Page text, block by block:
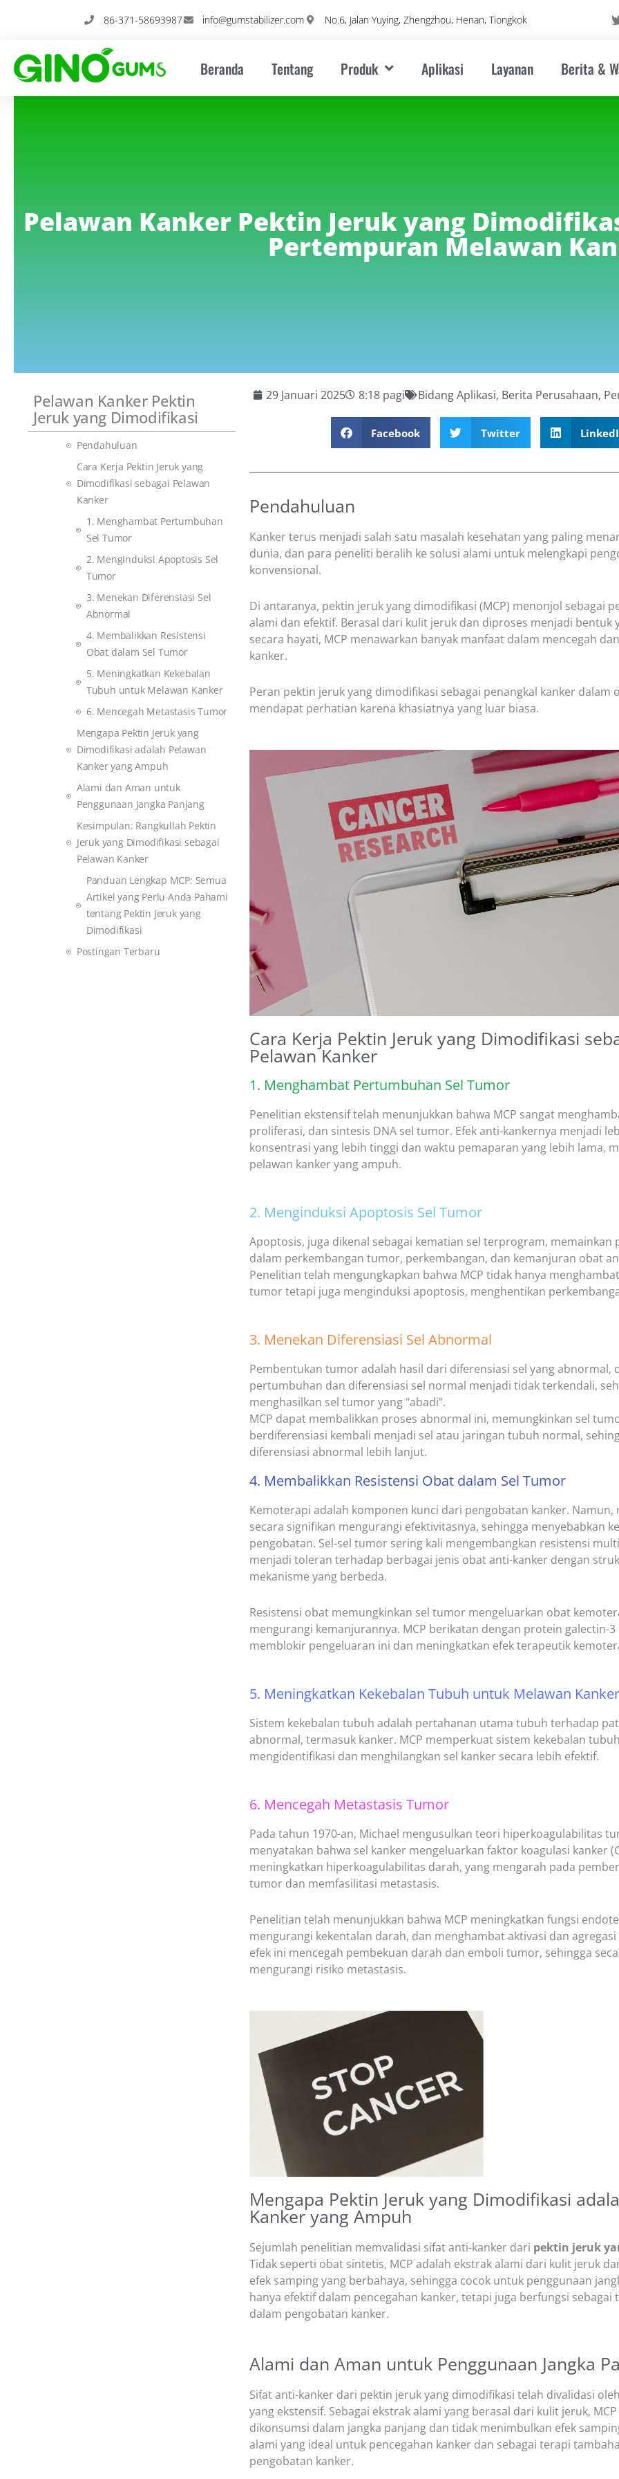
86-371-58693987 info@gumstabilizer.com No.6, Jalan Yuying, Zhengzhou, Henan, Tiongkok
Beranda Tentang Produk Aplikasi Layanan Berita &
Pelawan Kanker Pektin Jeruk yang
Pertempuran Melawan
Pelawan Kanker Pektin
Jeruk yang Dimodifikasi
Pendahuluan
Cara Kerja Pektin Jeruk yang
Dimodifikasi sebagai Pelawan
Kanker
1. Menghambat Pertumbuhan
Sel Tumor
2. Menginduksi Apoptosis Sel
Tumor
3. Menekan Diferensiasi Sel
Abnormal
4. Membalikkan Resistensi
Obat dalam Sel Tumor
5. Meningkatkan Kekebalan
Tubuh untuk Melawan Kanker
6. Mencegah Metastasis Tumor
Mengapa Pektin Jeruk yang
Dimodifikasi adalah Pelawan
Kanker yang Ampuh
Alami dan Aman untuk
Penggunaan Jangka Panjang
Kesimpulan: Rangkullah Pektin
Jeruk yang Dimodifikasi sebagai
Pelawan Kanker
Panduan Lengkap MCP: Semua
Artikel yang Perlu Anda Pahami
tentang Pektin Jeruk yang
Dimodifikasi
Postingan Terbaru
29 Januari 2025 8:18 pagi Bidang Aplikasi, Berita Perusahaan,
Facebook Twitter
Pendahuluan
Kanker terus menjadi salah satu masalah kesehatan yang paling
dunia, dan para peneliti beralih ke solusi alami untuk melengkapi
konvensional.
Di antaranya, pektin jeruk yang dimodifikasi (MCP) menonjol sebagai
alami dan efektif. Berasal dari kulit jeruk dan diproses menjadi bentuk
secara hayati, MCP menawarkan banyak manfaat dalam mencegah
kanker.
Peran pektin jeruk yang dimodifikasi sebagai penangkal kanker dalam
mendapat perhatian karena khasiatnya yang luar biasa.
Cara Kerja Pektin Jeruk yang Dimodifikasi
Pelawan Kanker
1. Menghambat Pertumbuhan Sel Tumor
Penelitian ekstensif telah menunjukkan bahwa MCP sangat
proliferasi, dan sintesis DNA sel tumor. Efek anti-kankernya menjadi
konsentrasi yang lebih tinggi dan waktu pemaparan yang lebih lama,
pelawan kanker yang ampuh.
2. Menginduksi Apoptosis Sel Tumor
Apoptosis, juga dikenal sebagai kematian sel terprogram, memainkan
dalam perkembangan tumor, perkembangan, dan kemanjuran obat
Penelitian telah mengungkapkan bahwa MCP tidak hanya
tumor tetapi juga menginduksi apoptosis, menghentikan
3. Menekan Diferensiasi Sel Abnormal
Pembentukan tumor adalah hasil dari diferensiasi sel yang abnormal,
pertumbuhan dan diferensiasi sel normal menjadi tidak terkendali,
menghasilkan sel tumor yang "abadi".
MCP dapat membalikkan proses abnormal ini, memungkinkan sel
berdiferensiasi kembali menjadi sel atau jaringan tubuh normal,
diferensiasi abnormal lebih lanjut.
4. Membalikkan Resistensi Obat dalam Sel Tumor
Kemoterapi adalah komponen kunci dari pengobatan kanker. Namun,
secara signifikan mengurangi efektivitasnya, sehingga menyebabkan
pengobatan. Sel-sel tumor sering kali mengembangkan resistensi
menjadi toleran terhadap berbagai jenis obat anti-kanker dengan
mekanisme yang berbeda.
Resistensi obat memungkinkan sel tumor mengeluarkan obat
mengurangi kemanjurannya. MCP berikatan dengan protein galectin-
memblokir pengeluaran ini dan meningkatkan efek terapeutik
5. Meningkatkan Kekebalan Tubuh untuk Melawan Kanker
Sistem kekebalan tubuh adalah pertahanan utama tubuh terhadap
abnormal, termasuk kanker. MCP memperkuat sistem kekebalan
mengidentifikasi dan menghilangkan sel kanker secara lebih efektif.
6. Mencegah Metastasis Tumor
Pada tahun 1970-an, Michael mengusulkan teori hiperkoagulabilitas
menyatakan bahwa sel kanker mengeluarkan faktor koagulasi kanker
meningkatkan hiperkoagulabilitas darah, yang mengarah pada
tumor dan memfasilitasi metastasis.
Penelitian telah menunjukkan bahwa MCP meningkatkan fungsi
mengurangi kekentalan darah, dan menghambat aktivasi dan
efek ini mencegah pembekuan darah dan emboli tumor, sehingga
mengurangi risiko metastasis.
Mengapa Pektin Jeruk yang Dimodifikasi
Kanker yang Ampuh
Sejumlah penelitian memvalidasi sifat anti-kanker dari pektin jeruk
Tidak seperti obat sintetis, MCP adalah ekstrak alami dari kulit jeruk
efek samping yang berbahaya, sehingga cocok untuk penggunaan
hanya efektif dalam pencegahan kanker, tetapi juga berfungsi sebagai
dalam pengobatan kanker.
Alami dan Aman untuk Penggunaan Jangka
Sifat anti-kanker dari pektin jeruk yang dimodifikasi telah divalidasi
yang ekstensif. Sebagai ekstrak alami yang berasal dari kulit jeruk,
dikonsumsi dalam jangka panjang dan tidak menimbulkan efek
alami yang ideal untuk pencegahan kanker dan sebagai terapi
pengobatan kanker.